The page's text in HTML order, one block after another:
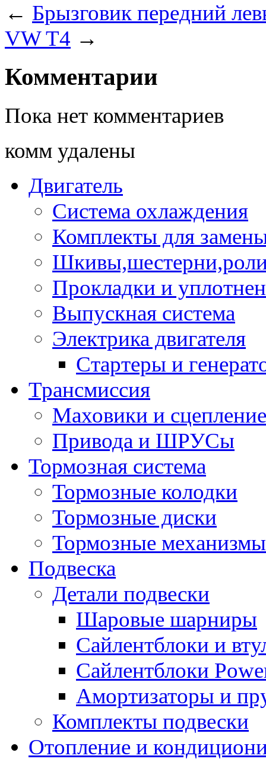
← Брызговик передний
VW T4 →
Комментарии
Пока нет комментариев
комм удалены
Двигатель
Система охлаждения
Комплекты для
Прокладки и
Выпускная система
Электрика двигателя
Стартеры и
Трансмиссия
Маховики и сцепление
Привода и ШРУСы
Тормозная система
Тормозные колодки
Тормозные диски
Тормозные механизмы
Подвеска
Детали подвески
Шаровые шарниры
Сайлентблоки и
Сайлентблоки
Амортизаторы и
Комплекты подвески
Отопление и